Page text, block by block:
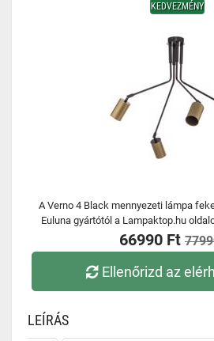
KEDVEZMÉNY
A Verno 4 Black mennyezeti lámpa
Euluna gyártótól a Lampaktop.hu
66990 Ft
Ellenőrizd az
LEÍRÁS